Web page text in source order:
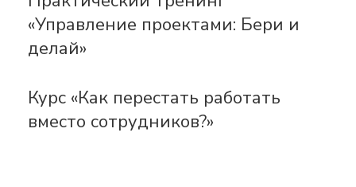
«Управление проектами: Бери и
делай»
Курс «Как перестать работать
вместо сотрудников?»